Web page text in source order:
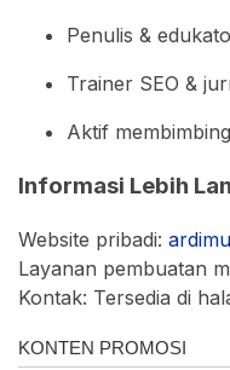
Penulis &
Trainer SEO &
Aktif
Informasi Lebih
Website pribadi:
Layanan pembuatan
Kontak: Tersedia di